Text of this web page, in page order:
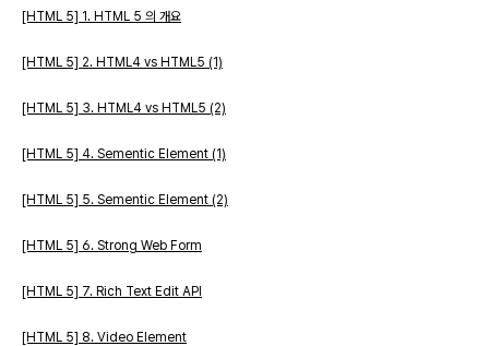
[HTML 5] 1. HTML 5 의 개요
[HTML 5] 2. HTML4 vs HTML5 (1)
[HTML 5] 3. HTML4 vs HTML5 (2)
[HTML 5] 4. Sementic Element (1)
[HTML 5] 5. Sementic Element (2)
[HTML 5] 6. Strong Web Form
[HTML 5] 7. Rich Text Edit API
[HTML 5] 8. Video Element